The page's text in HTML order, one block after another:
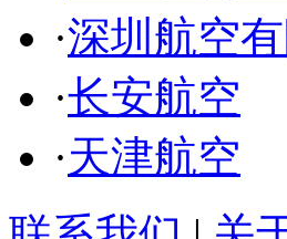
·深圳航空
·长安航空
·天津航空